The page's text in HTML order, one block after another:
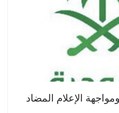
الإعلام المضاد